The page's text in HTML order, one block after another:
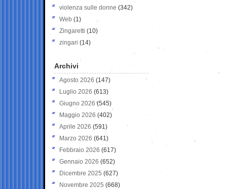
violenza sulle donne (342)
Web (1)
Zingaretti (10)
zingari (14)
Archivi
Agosto 2026 (147)
Luglio 2026 (613)
Giugno 2026 (545)
Maggio 2026 (402)
Aprile 2026 (591)
Marzo 2026 (641)
Febbraio 2026 (617)
Gennaio 2026 (652)
Dicembre 2025 (627)
Novembre 2025 (668)